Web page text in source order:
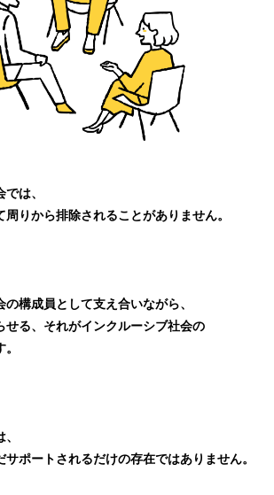
は、
周りから排除されることがありません。
構成員として支え合いながら、
せる、それがインクルーシブ社会の
サポートされるだけの存在ではありません。